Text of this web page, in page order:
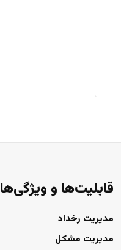
قابلیت‌ها و ویژگی‌ها
مدیریت رخداد
مدیریت مشکل